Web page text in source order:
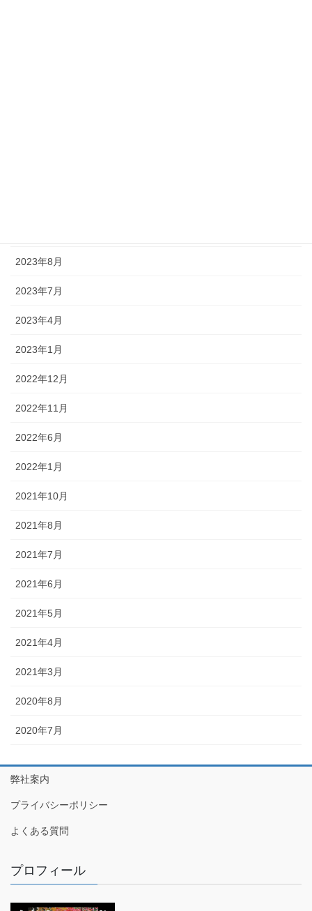
2023年8月
2023年7月
2023年4月
2023年1月
2022年12月
2022年11月
2022年6月
2022年1月
2021年10月
2021年8月
2021年7月
2021年6月
2021年5月
2021年4月
2021年3月
2020年8月
2020年7月
弊社案内
プライバシーポリシー
よくある質問
プロフィール